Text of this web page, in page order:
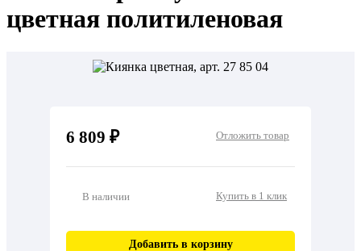
цветная политиленовая
6 809 ₽ Отложить товар
В наличии Купить в 1 клик
Добавить в корзину